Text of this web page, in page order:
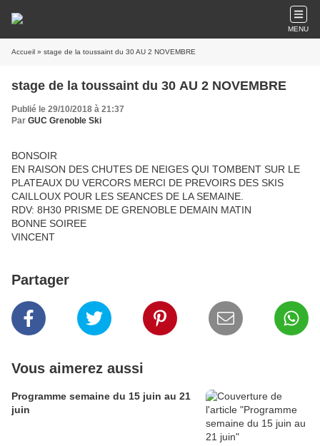
MENU
Accueil » stage de la toussaint du 30 AU 2 NOVEMBRE
stage de la toussaint du 30 AU 2 NOVEMBRE
Publié le 29/10/2018 à 21:37
Par GUC Grenoble Ski
BONSOIR
EN RAISON DES CHUTES DE NEIGES QUI TOMBENT SUR LE
PLATEAUX DU VERCORS MERCI DE PREVOIRS DES SKIS
CAILLOUX POUR LES SEANCES DE LA SEMAINE.
RDV: 8H30 PRISME DE GRENOBLE DEMAIN MATIN
BONNE SOIREE
VINCENT
Partager
Vous aimerez aussi
Programme semaine du 15 juin au 21
juin